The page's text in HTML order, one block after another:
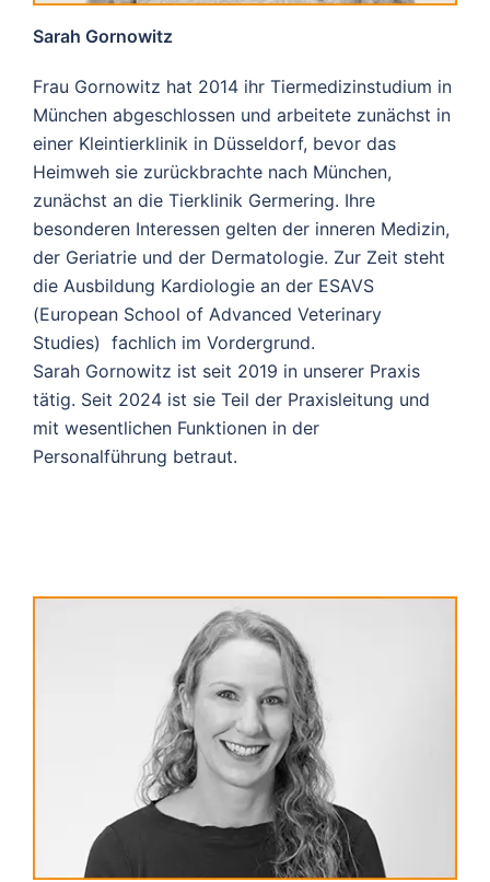
Sarah Gornowitz
Frau Gornowitz hat 2014 ihr Tiermedizinstudium in
München abgeschlossen und arbeitete zunächst in
einer Kleintierklinik in Düsseldorf, bevor das
Heimweh sie zurückbrachte nach München,
zunächst an die Tierklinik Germering. Ihre
besonderen Interessen gelten der inneren Medizin,
der Geriatrie und der Dermatologie. Zur Zeit steht
die Ausbildung Kardiologie an der ESAVS
(European School of Advanced Veterinary
Studies) fachlich im Vordergrund.
Sarah Gornowitz ist seit 2019 in unserer Praxis
tätig. Seit 2024 ist sie Teil der Praxisleitung und
mit wesentlichen Funktionen in der
Personalführung betraut.